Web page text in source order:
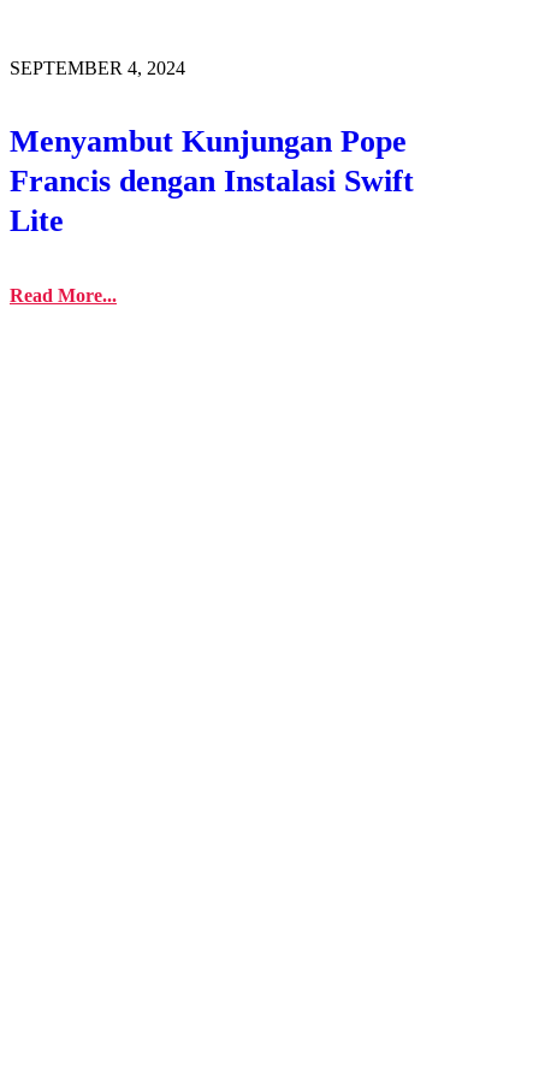
SEPTEMBER 4, 2024
Menyambut Kunjungan Pope
Francis dengan Instalasi Swift
Lite
Read More...